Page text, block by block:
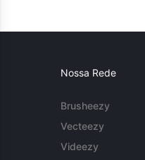
Nossa Rede
Brusheezy
Vecteezy
Videezy